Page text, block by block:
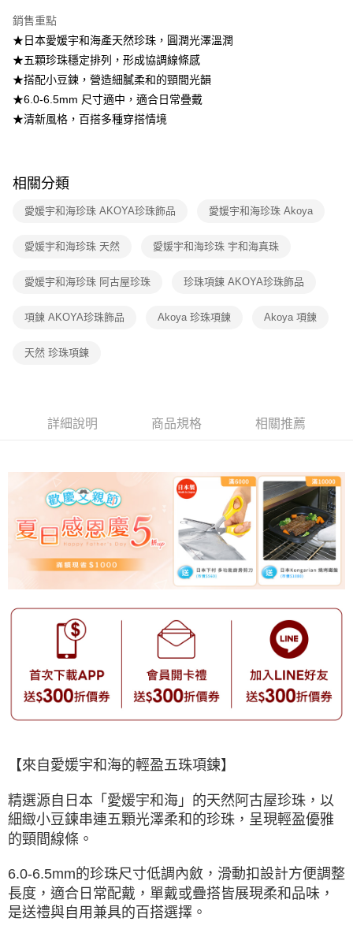
銷售重點
★日本愛媛宇和海產天然珍珠，圓潤光澤溫潤
★五顆珍珠穩定排列，形成協調線條感
★搭配小豆鍊，營造細膩柔和的頸間光韻
★6.0-6.5mm 尺寸適中，適合日常疊戴
★清新風格，百搭多種穿搭情境
相關分類
愛媛宇和海珍珠 AKOYA珍珠飾品 愛媛宇和海珍珠 Akoya
愛媛宇和海珍珠 天然 愛媛宇和海珍珠 宇和海真珠
愛媛宇和海珍珠 阿古屋珍珠 珍珠項鍊 AKOYA珍珠飾品
項鍊 AKOYA珍珠飾品 Akoya 珍珠項鍊 Akoya 項鍊
天然 珍珠項鍊
詳細說明 商品規格 相關推薦
【來自愛媛宇和海的輕盈五珠項鍊】
精選源自日本「愛媛宇和海」的天然阿古屋珍珠，以
細緻小豆鍊串連五顆光澤柔和的珍珠，呈現輕盈優雅
的頸間線條。
6.0-6.5mm的珍珠尺寸低調內斂，滑動扣設計方便調整
長度，適合日常配戴，單戴或疊搭皆展現柔和品味，
是送禮與自用兼具的百搭選擇。